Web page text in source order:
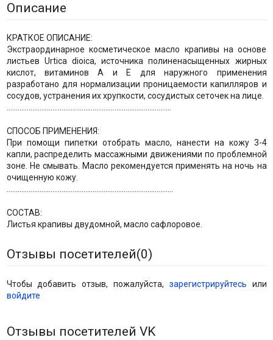
Описание
КРАТКОЕ ОПИСАНИЕ:
Экстраординарное косметическое масло крапивы на основе
листьев Urtica dioica, источника полиненасыщенных жирных
кислот, витаминов А и Е для наружного применения
разработано для нормализации проницаемости капилляров и
сосудов, устранения их хрупкости, сосудистых сеточек на лице.
СПОСОБ ПРИМЕНЕНИЯ:
При помощи пипетки отобрать масло, нанести на кожу 3-4
капли, распределить массажными движениями по проблемной
зоне. Не смывать. Масло рекомендуется применять на ночь на
очищенную кожу.
СОСТАВ:
Листья крапивы двудомной, масло сафлоровое.
Отзывы посетителей(0)
Чтобы добавить отзыв, пожалуйста, зарегистрируйтесь или
войдите
Отзывы посетителей VK